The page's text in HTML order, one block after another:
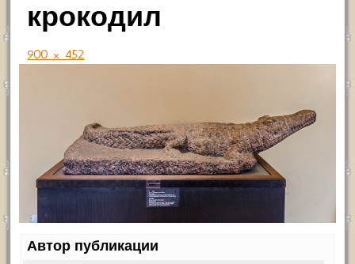
крокодил
900 × 452
Автор публикации